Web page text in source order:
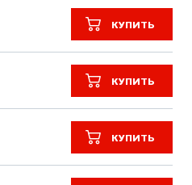
КУПИТЬ
КУПИТЬ
КУПИТЬ